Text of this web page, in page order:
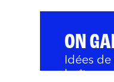
ON
Idées
boîte